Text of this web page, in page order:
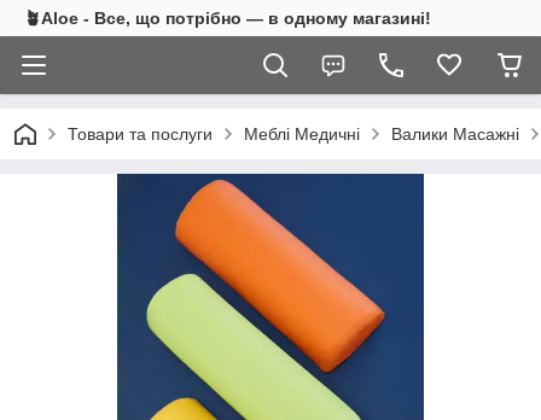
🪴Aloe - Все, що потрібно — в одному магазині!
Товари та послуги Меблі Медичні Валики Масажні